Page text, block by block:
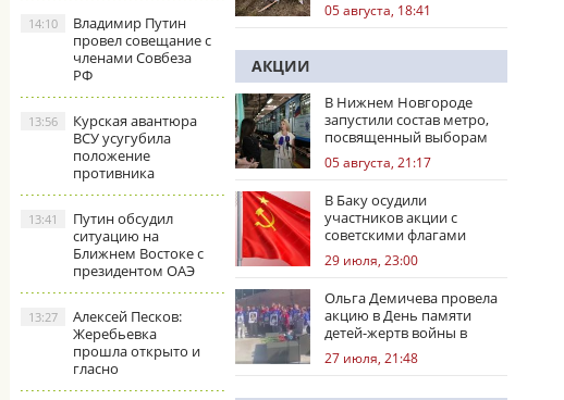
Владимир Путин
провел совещание с
членами Совбеза
РФ
14:10
Курская авантюра
ВСУ усугубила
положение
противника
13:56
Путин обсудил
ситуацию на
Ближнем Востоке с
президентом ОАЭ
13:41
Алексей Песков:
Жеребьевка
прошла открыто и
гласно
13:27
05 августа, 18:41
АКЦИИ
В Нижнем Новгороде
запустили состав метро,
посвященный выборам
05 августа, 21:17
В Баку осудили
участников акции с
советскими флагами
29 июля, 23:00
Ольга Демичева провела
акцию в День памяти
детей-жертв войны в
Донбассе
27 июля, 21:48